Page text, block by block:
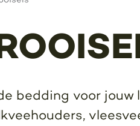
bedding voor